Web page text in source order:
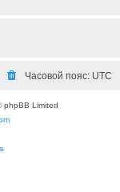
Часовой пояс: UTC
phpBB Limited